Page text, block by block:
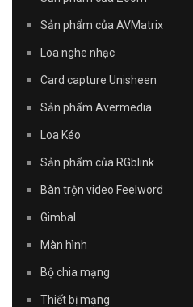
Sản phẩm của AVMatrix
Loa nghe nhạc
Card capture Unisheen
Sản phẩm Avermedia
Loa Kéo
Sản phẩm của RGblink
Bàn trộn video Feelword
Gimbal
Màn hình
Bộ chia mạng
Thiết bị mạng